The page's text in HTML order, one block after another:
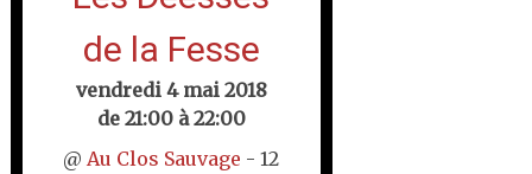
de la Fesse
vendredi 4 mai 2018
de 21:00 à 22:00
@Au Clos Sauvage - 12